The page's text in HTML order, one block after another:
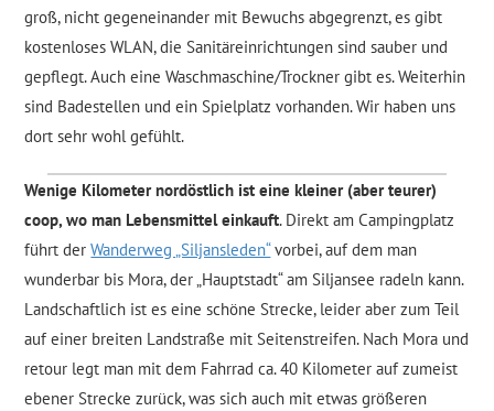
groß, nicht gegeneinander mit Bewuchs abgegrenzt, es gibt
kostenloses WLAN, die Sanitäreinrichtungen sind sauber und
gepflegt. Auch eine Waschmaschine/Trockner gibt es. Weiterhin
sind Badestellen und ein Spielplatz vorhanden. Wir haben uns
dort sehr wohl gefühlt.
Wenige Kilometer nordöstlich ist eine kleiner (aber teurer)
coop, wo man Lebensmittel einkauft. Direkt am Campingplatz
führt derWanderweg „Siljansleden“vorbei, auf dem man
wunderbar bis Mora, der „Hauptstadt“ am Siljansee radeln kann.
Landschaftlich ist es eine schöne Strecke, leider aber zum Teil
auf einer breiten Landstraße mit Seitenstreifen. Nach Mora und
retour legt man mit dem Fahrrad ca. 40 Kilometer auf zumeist
ebener Strecke zurück, was sich auch mit etwas größeren